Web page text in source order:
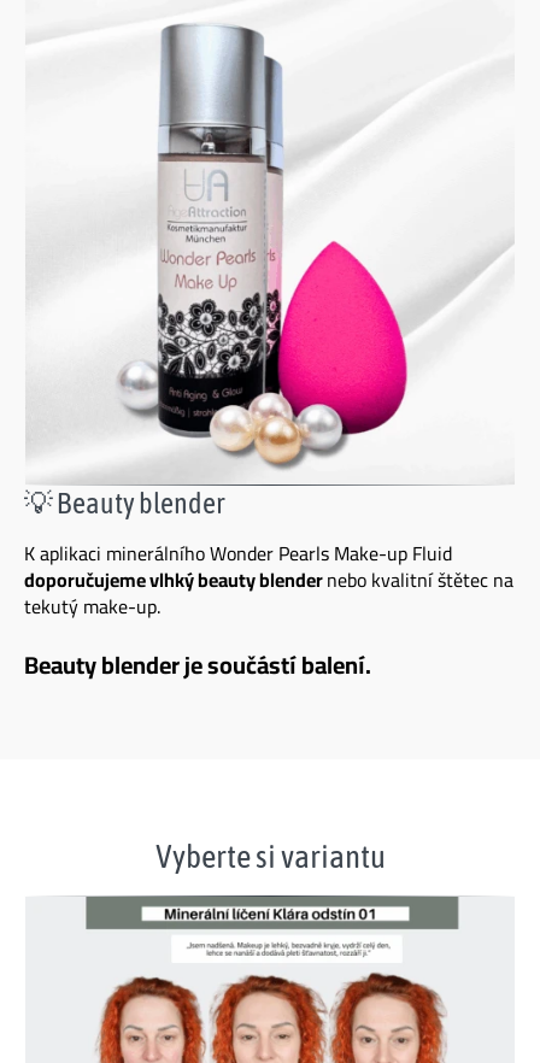
💡 Beauty blender
K aplikaci minerálního Wonder Pearls Make-up Fluid
doporučujeme vlhký beauty blendernebo kvalitní štětec na
tekutý make-up.
Beauty blender je součástí balení.
Vyberte si variantu